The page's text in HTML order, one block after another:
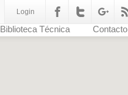
Login
Biblioteca Técnica Contacto